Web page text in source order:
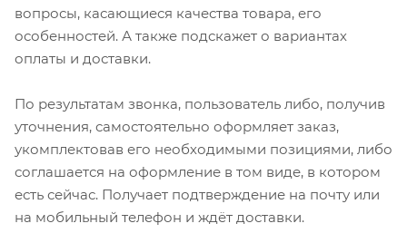
вопросы, касающиеся качества товара, его
особенностей. А также подскажет о вариантах
оплаты и доставки.
По результатам звонка, пользователь либо, получив
уточнения, самостоятельно оформляет заказ,
укомплектовав его необходимыми позициями, либо
соглашается на оформление в том виде, в котором
есть сейчас. Получает подтверждение на почту или
на мобильный телефон и ждёт доставки.